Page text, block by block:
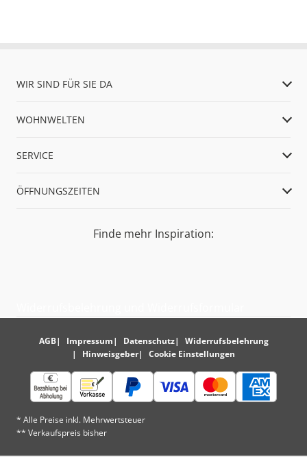
WIR SIND FÜR SIE DA
WOHNWELTEN
SERVICE
ÖFFNUNGSZEITEN
Finde mehr Inspiration:
AGB Impressum Datenschutz
Widerrufsbelehrung
Hinweisgeber
Cookie Einstellungen
* Alle Preise inkl. Mehrwertsteuer
** Verkaufspreis bisher